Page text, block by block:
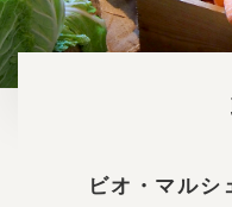
よく
取扱
会社
ビオ・マルシ